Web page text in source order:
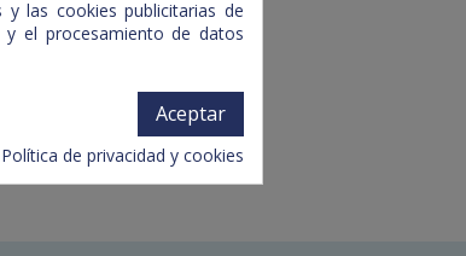
las cookies publicitarias de
y el procesamiento de datos
Aceptar
Política de privacidad y cookies